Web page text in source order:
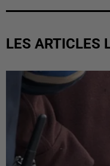
LES ARTICLES